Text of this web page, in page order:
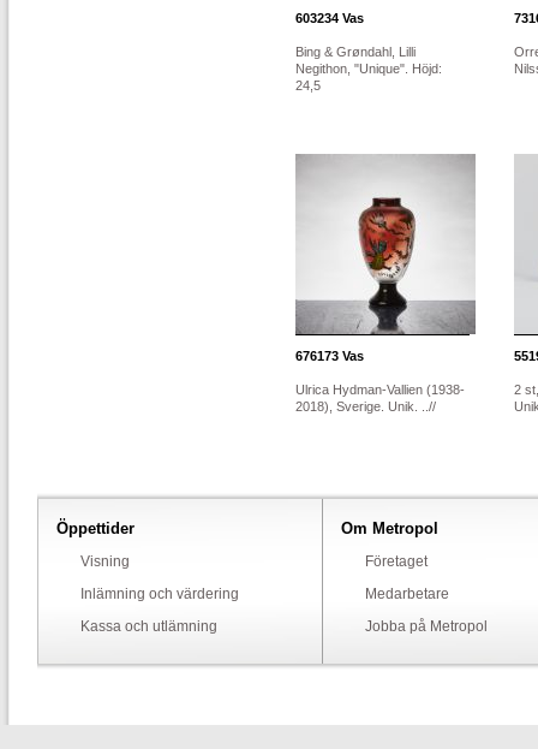
603234 Vas
Bing & Grøndahl, Lilli
Negithon, "Unique". Höjd:
24,5
676173 Vas
Ulrica Hydman-Vallien (1938-
2018), Sverige. Unik. ..//
2
Öppettider
Visning
Inlämning och värdering
Kassa och utlämning
Om Metropol
Företaget
Medarbetare
Jobba på Metropol